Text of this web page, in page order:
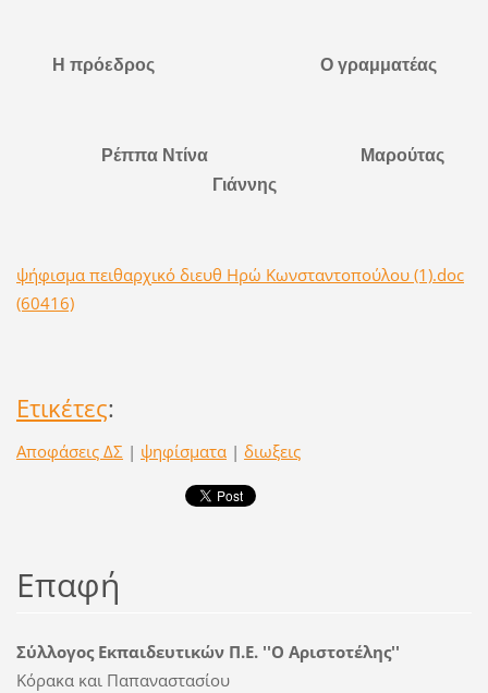
Η πρόεδρος Ο γραμματέας
Ρέππα Ντίνα Μαρούτας
Γιάννης
ψήφισμα πειθαρχικό διευθ Ηρώ Κωνσταντοπούλου (1).doc
(60416)
Ετικέτες:
Αποφάσεις ΔΣ | ψηφίσματα | διωξεις
Επαφή
Σύλλογος Εκπαιδευτικών Π.Ε. ''Ο Αριστοτέλης''
Κόρακα και Παπαναστασίου